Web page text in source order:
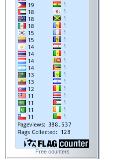
Free counters